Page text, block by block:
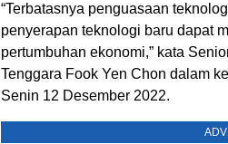
“Terbatasnya penguasaan
penyerapan teknologi baru dapat
pertumbuhan ekonomi,” kata
Tenggara Fook Yen Chon dalam
Senin 12 Desember 2022.